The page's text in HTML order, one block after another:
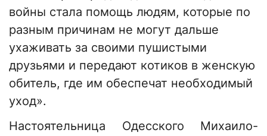
войны стала помощь людям, которые по
разным причинам не могут дальше
ухаживать за своими пушистыми
друзьями и передают котиков в женскую
обитель, где им обеспечат необходимый
уход».
Настоятельница Одесского Михаило-